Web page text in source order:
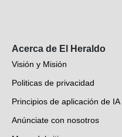
Acerca de El Heraldo
Visión y Misión
Politicas de privacidad
Principios de aplicación de IA
Anúnciate con nosotros